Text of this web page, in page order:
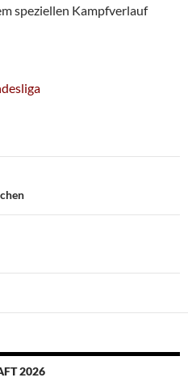
speziellen Kampfverlauf
2026